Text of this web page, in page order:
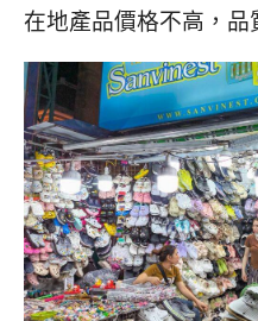
在地產品價格不高，品